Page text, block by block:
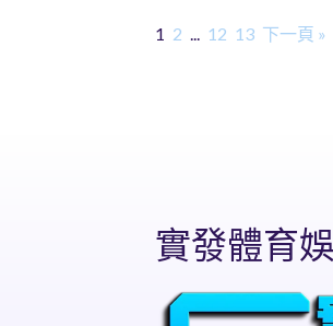
1 2 ... 12 13 下一頁 »
實發體育